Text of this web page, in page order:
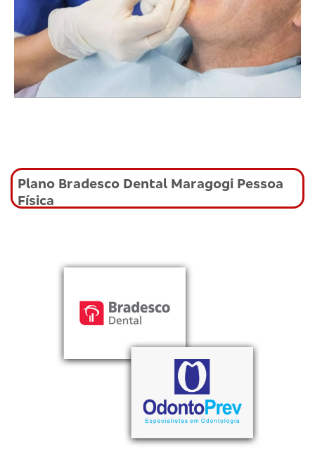
Plano Bradesco Dental Maragogi Pessoa
Física